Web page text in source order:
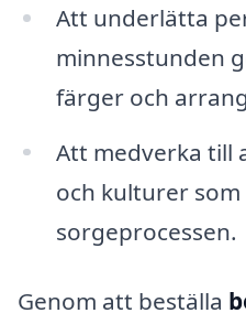
Att underlätta
minnesstunden
färger och
Att medverka till
och kulturer
sorgeprocessen.
Genom att beställa